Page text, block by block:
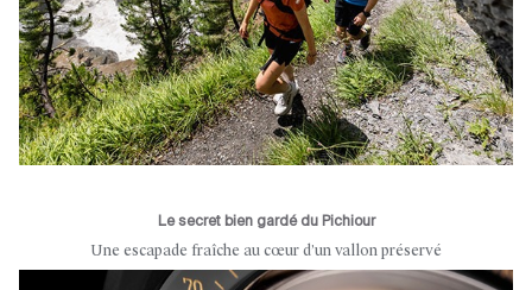
Le secret bien gardé du Pichiour
Une escapade fraîche au cœur d’un vallon préservé